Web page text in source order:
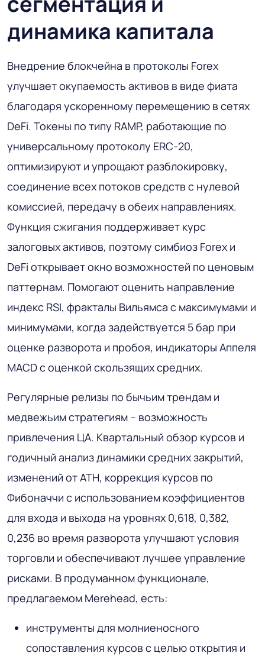
динамика капитала
Внедрение блокчейна в протоколы Forex
улучшает окупаемость активов в виде фиата
благодаря ускоренному перемещению в сетях
DeFi. Токены по типу RAMP, работающие по
универсальному протоколу ERC-20,
оптимизируют и упрощают разблокировку,
соединение всех потоков средств с нулевой
комиссией, передачу в обеих направлениях.
Функция сжигания поддерживает курс
залоговых активов, поэтому симбиоз Forex и
DeFi открывает окно возможностей по ценовым
паттернам. Помогают оценить направление
индекс RSI, фракталы Вильямса с максимумами и
минимумами, когда задействуется 5 бар при
оценке разворота и пробоя, индикаторы Аппеля
MACD с оценкой скользящих средних.
Регулярные релизы по бычьим трендам и
медвежьим стратегиям – возможность
привлечения ЦА. Квартальный обзор курсов и
годичный анализ динамики средних закрытий,
изменений от ATH, коррекция курсов по
Фибоначчи с использованием коэффициентов
для входа и выхода на уровнях 0,618, 0,382,
0,236 во время разворота улучшают условия
торговли и обеспечивают лучшее управление
рисками. В продуманном функционале,
предлагаемом Merehead, есть:
инструменты для молниеносного
сопоставления курсов с целью открытия и